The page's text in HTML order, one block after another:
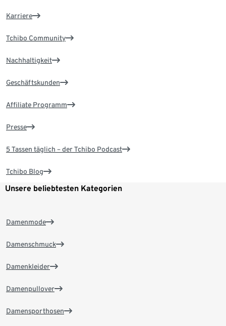
Karriere
Tchibo Community
Nachhaltigkeit
Geschäftskunden
Affiliate Programm
Presse
5 Tassen täglich – der Tchibo Podcast
Tchibo Blog
Unsere beliebtesten Kategorien
Damenmode
Damenschmuck
Damenkleider
Damenpullover
Damensporthosen